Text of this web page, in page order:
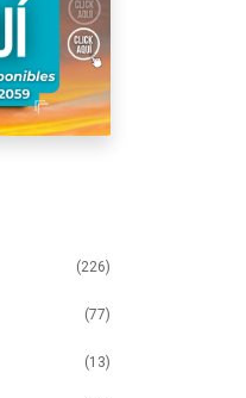
(226)
(77)
(13)